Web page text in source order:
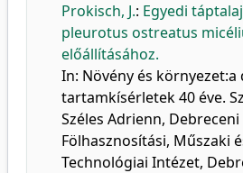
Prokisch, J.: Egyedi
pleurotus ostreatus
előállításához.
In: Növény és környezet:a
tartamkísérletek 40 éve.
Széles Adrienn,
Fölhasznosítási, Műszaki
Technológiai Intézet,